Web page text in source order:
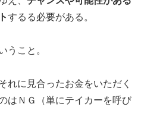
するる必要がある。
うこと。
れに見合ったお金をいただく
はＮＧ（単にテイカーを呼び